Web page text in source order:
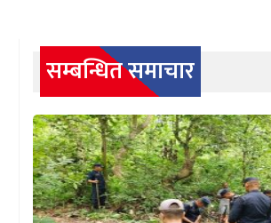
सम्बन्धित समाचार